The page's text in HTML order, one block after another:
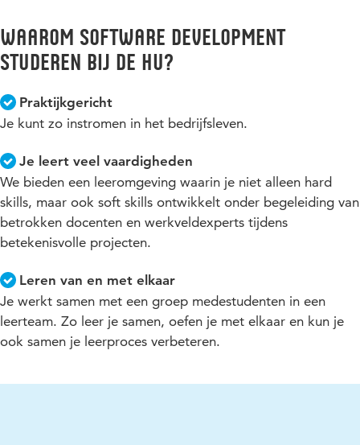
Waarom Software Development
studeren bij de HU?
Praktijkgericht
Je kunt zo instromen in het bedrijfsleven.
Je leert veel vaardigheden
We bieden een leeromgeving waarin je niet alleen hard
skills, maar ook soft skills ontwikkelt onder begeleiding van
betrokken docenten en werkveldexperts tijdens
betekenisvolle projecten.
Leren van en met elkaar
Je werkt samen met een groep medestudenten in een
leerteam. Zo leer je samen, oefen je met elkaar en kun je
ook samen je leerproces verbeteren.